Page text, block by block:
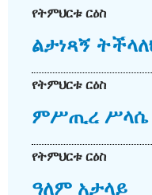
የትምህርቱ ርዕስ
ልታነጻኝ
የትምህርቱ ርዕስ
ምሥጢረ ሥላሴ
የትምህርቱ ርዕስ
ዓለም አታላይ